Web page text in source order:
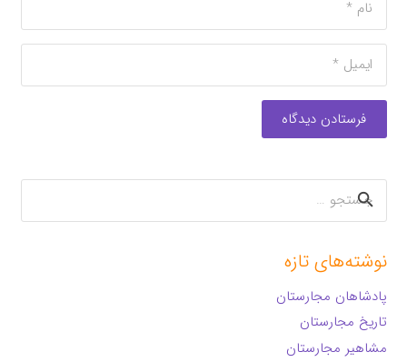
فرستادن دیدگاه
جستجو
برای:
نوشته‌های تازه
پادشاهان مجارستان
تاریخ مجارستان
مشاهیر مجارستان